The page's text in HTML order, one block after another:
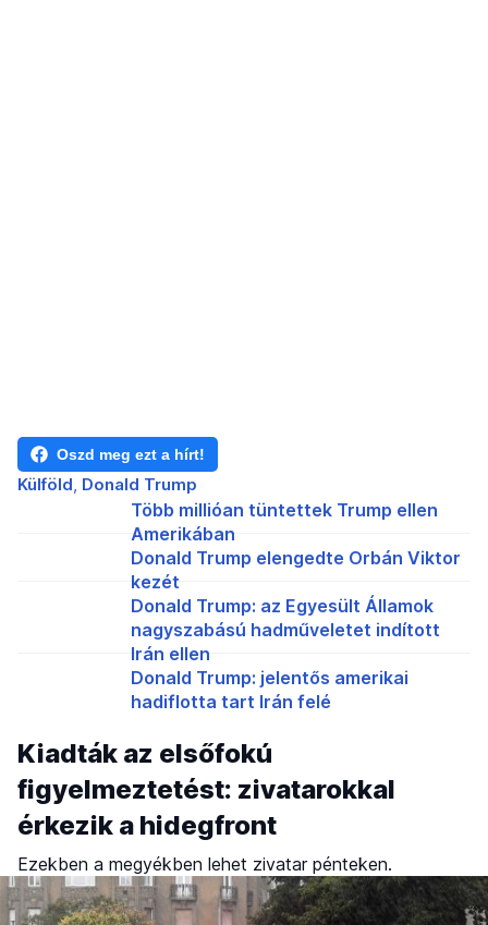
Oszd meg ezt a hírt!
Külföld Donald Trump
Több millióan tüntettek Trump ellen
Amerikában
Donald Trump elengedte Orbán Viktor
kezét
Donald Trump: az Egyesült Államok
nagyszabású hadműveletet indított
Irán ellen
Donald Trump: jelentős amerikai
hadiflotta tart Irán felé
Kiadták az elsőfokú
figyelmeztetést: zivatarokkal
érkezik a hidegfront
Ezekben a megyékben lehet zivatar pénteken.